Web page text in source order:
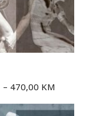
– 470,00 KM